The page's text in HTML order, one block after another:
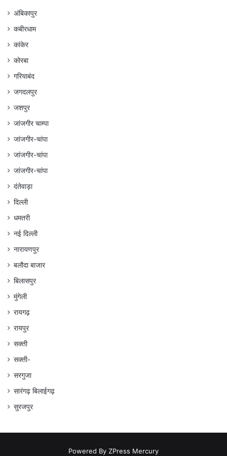
अंबिकापुर
कबीरधाम
कांकेर
कोरबा
गरियाबंद
जगदलपुर
जशपुर
जांजगीर चाम्पा
जांजगीर-चांपा
जांजगीर-चांपा
जांजगीर-चांपा
दंतेवाड़ा
दिल्ली
धमतरी
नई दिल्ली
नारायणपुर
बलौदा बाजार
बिलासपुर
मुंगेली
रायगढ़
रायपुर
सक्ती
सक्ती-
सरगुजा
सारंगढ़ बिलाईगढ़
सुरजपुर
Powered By ZPress Mercury